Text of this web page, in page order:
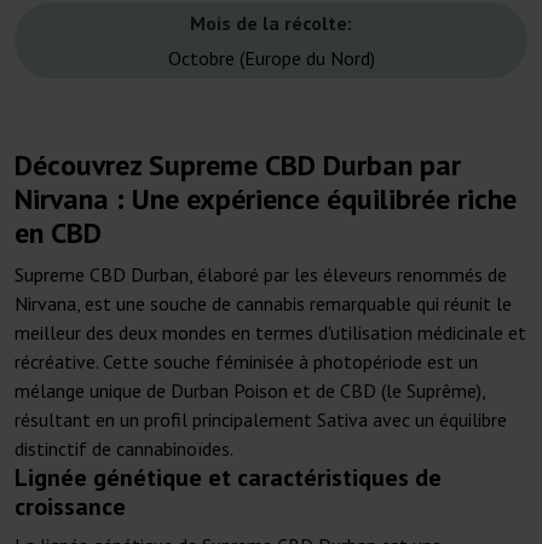
Mois de la récolte:
Octobre (Europe du Nord)
Découvrez Supreme CBD Durban par
Nirvana : Une expérience équilibrée riche
en CBD
Supreme CBD Durban, élaboré par les éleveurs renommés de
Nirvana, est une souche de cannabis remarquable qui réunit le
meilleur des deux mondes en termes d'utilisation médicinale et
récréative. Cette souche féminisée à photopériode est un
mélange unique de Durban Poison et de CBD (le Suprême),
résultant en un profil principalement Sativa avec un équilibre
distinctif de cannabinoïdes.
Lignée génétique et caractéristiques de
croissance